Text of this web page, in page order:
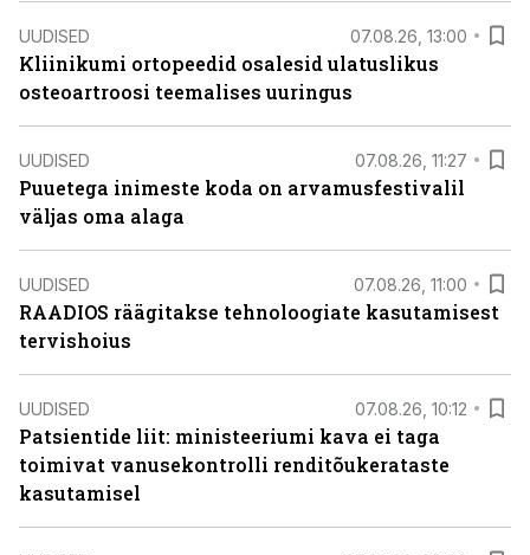
UUDISED 07.08.26, 13:00
Kliinikumi ortopeedid osalesid ulatuslikus
osteoartroosi teemalises uuringus
UUDISED 07.08.26, 11:27
Puuetega inimeste koda on arvamusfestivalil
väljas oma alaga
UUDISED 07.08.26, 11:00
RAADIOS räägitakse tehnoloogiate kasutamisest
tervishoius
UUDISED 07.08.26, 10:12
Patsientide liit: ministeeriumi kava ei taga
toimivat vanusekontrolli renditõukerataste
kasutamisel